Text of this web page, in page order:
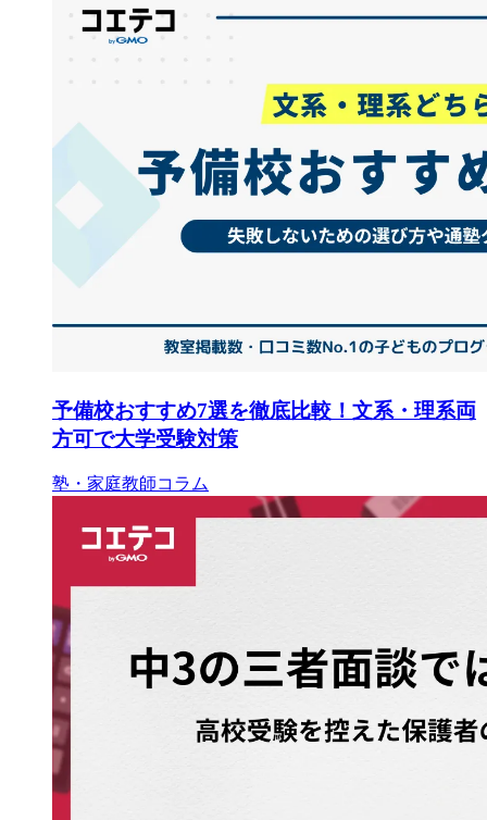
予備校おすすめ7選を徹底比較！文系・理系両
方可で大学受験対策
塾・家庭教師コラム